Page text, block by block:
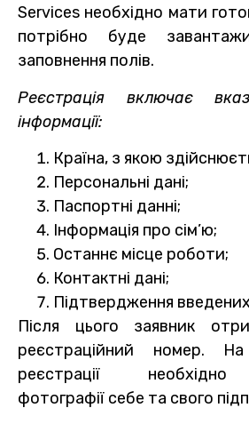
Services необхідно мати
потрібно буде
заповнення полів.
Реєстрація включає
інформації:
Країна, з якою
Персональні дані;
Паспортні данні;
Інформація про сім’ю;
Останнє місце роботи;
Контактні дані;
Підтвердження
Після цього заявник
реєстраційний номер.
реєстрації
фотографії себе та свого